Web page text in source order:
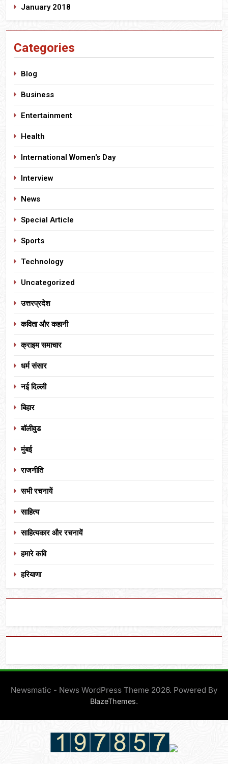
January 2018
Categories
Blog
Business
Entertainment
Health
International Women's Day
Interview
News
Special Article
Sports
Technology
Uncategorized
उत्तरप्रदेश
कविता और कहानी
क्राइम समाचार
धर्म संसार
नई दिल्ली
बिहार
बॉलीवुड
मुंबई
राजनीति
सभी रचनायें
साहित्य
साहित्यकार और रचनायें
हमारे कवि
हरियाणा
Newsmatic - News WordPress Theme 2026. Powered By
BlazeThemes.